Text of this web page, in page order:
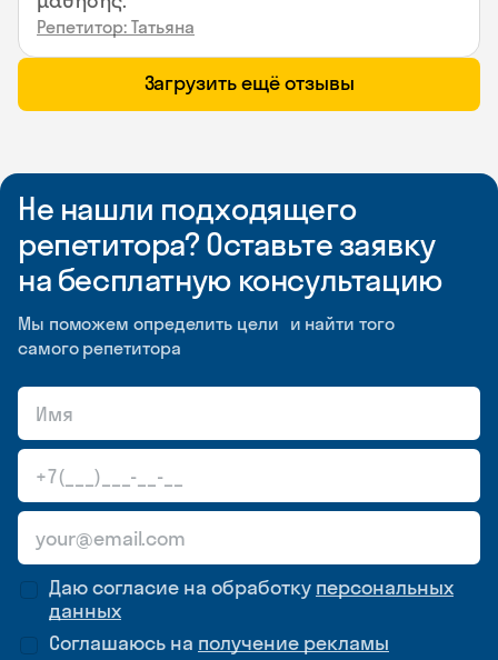
Репетитор: Татьяна
Загрузить ещё отзывы
Не нашли подходящего
репетитора? Оставьте заявку
на бесплатную консультацию
Мы поможем определить цели и найти того
самого репетитора
Даю согласие на обработку персональных
данных
Соглашаюсь на получение рекламы